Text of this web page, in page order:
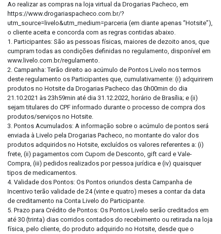
Ao realizar as compras na loja virtual da Drogarias Pacheco, em
https://www.drogariaspacheco.com.br/?
utm_source=livelo&utm_medium=parceria (em diante apenas “Hotsite”),
o cliente aceita e concorda com as regras contidas abaixo.
1. Participantes: São as pessoas físicas, maiores de dezoito anos, que
cumpram todas as condições definidas no regulamento, disponível em
www.livelo.com.br/regulamento.
2. Campanha: Terão direito ao acúmulo de Pontos Livelo nos termos
deste regulamento os Participantes que, cumulativamente: (i) adquirirem
produtos no Hotsite da Drogarias Pacheco das 0h00min do dia
21.10.2021 às 23h59min até dia 31.12.2022, horário de Brasília; e (ii)
sejam titulares do CPF informado durante o processo de compra dos
produtos/serviços no Hotsite.
3. Pontos Acumulados: A informação sobre o acúmulo de pontos será
enviada à Livelo pela Drogarias Pacheco, no montante do valor dos
produtos adquiridos no Hotsite, excluídos os valores referentes a: (i)
frete, (ii) pagamentos com Cupom de Desconto, gift card e Vale-
Compra, (iii) pedidos realizados por pessoa jurídica e (iv) quaisquer
tipos de medicamentos.
4. Validade dos Pontos: Os Pontos oriundos desta Campanha de
Incentivo terão validade de 24 (vinte e quatro) meses a contar da data
de creditamento na Conta Livelo do Participante.
5. Prazo para Crédito de Pontos: Os Pontos Livelo serão creditados em
até 30 (trinta) dias corridos contados do recebimento ou retirada na loja
física, pelo cliente, do produto adquirido no Hotsite, desde que o